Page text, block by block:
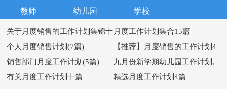
教师
幼儿园 学校
关于月度销售的工作计划集锦十
篇
月度工作计划集合15篇
个人月度销售计划(7篇)
【推荐】月度销售的工作计划4
篇
销售部门月度工作计划(5篇)
九月份新学期幼儿园工作计划,
九月份新学期幼儿园园务教师工
有关月度工作计划十篇 精选月度工作计划4篇